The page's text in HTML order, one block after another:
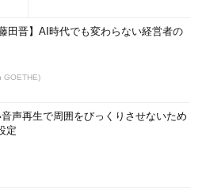
田晋】AI時代でも変わらない経営者の
GOETHE)
声再生で周囲をびっくりさせないため
定